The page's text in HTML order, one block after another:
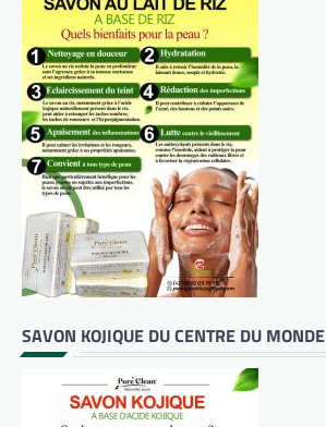
SAVON KOJIQUE DU CENTRE DU MONDE